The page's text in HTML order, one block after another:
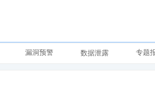
漏洞预警 数据泄露 专题